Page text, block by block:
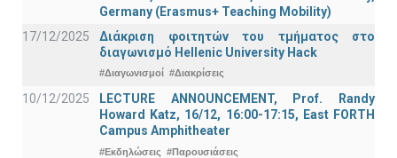
Germany (Erasmus+ Teaching Mobility)
17/12/2025
Διάκριση φοιτητών του τμήματος στο
διαγωνισμό Hellenic University Hack
#Διαγωνισμοί #Διακρίσεις
10/12/2025
LECTURE ANNOUNCEMENT, Prof. Randy
Howard Katz, 16/12, 16:00-17:15, East FORTH
Campus Amphitheater
#Εκδηλώσεις #Παρουσιάσεις